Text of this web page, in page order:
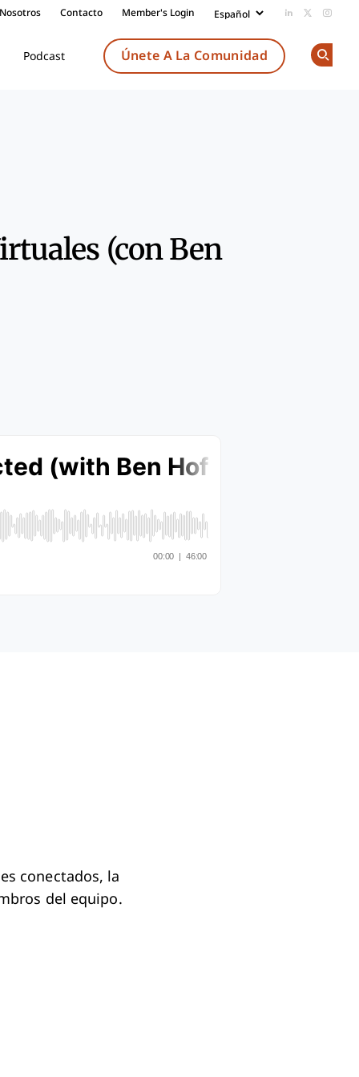
Contacto Member's Login Add us on
Follow
Podcast Únete A La Comunidad
Share
(con Ben
conectados, la
del equipo.